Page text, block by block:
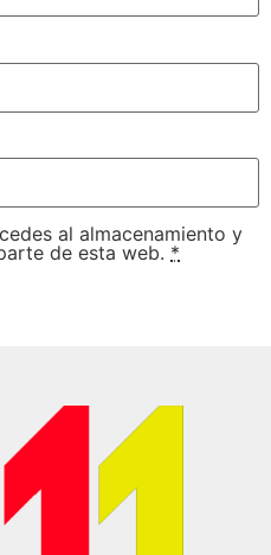
al almacenamiento y
de esta web. *